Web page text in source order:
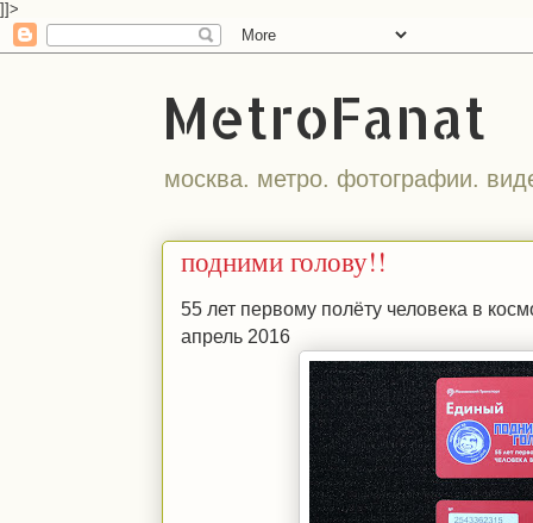
]]>
MetroFanat
москва. метро. фотографии.
подними голову!!
55 лет первому полёту человека в
апрель 2016